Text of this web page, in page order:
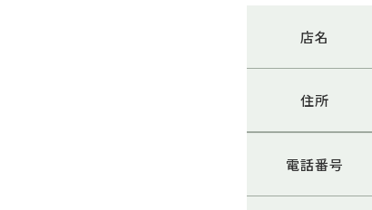
店名
住所
電話番号